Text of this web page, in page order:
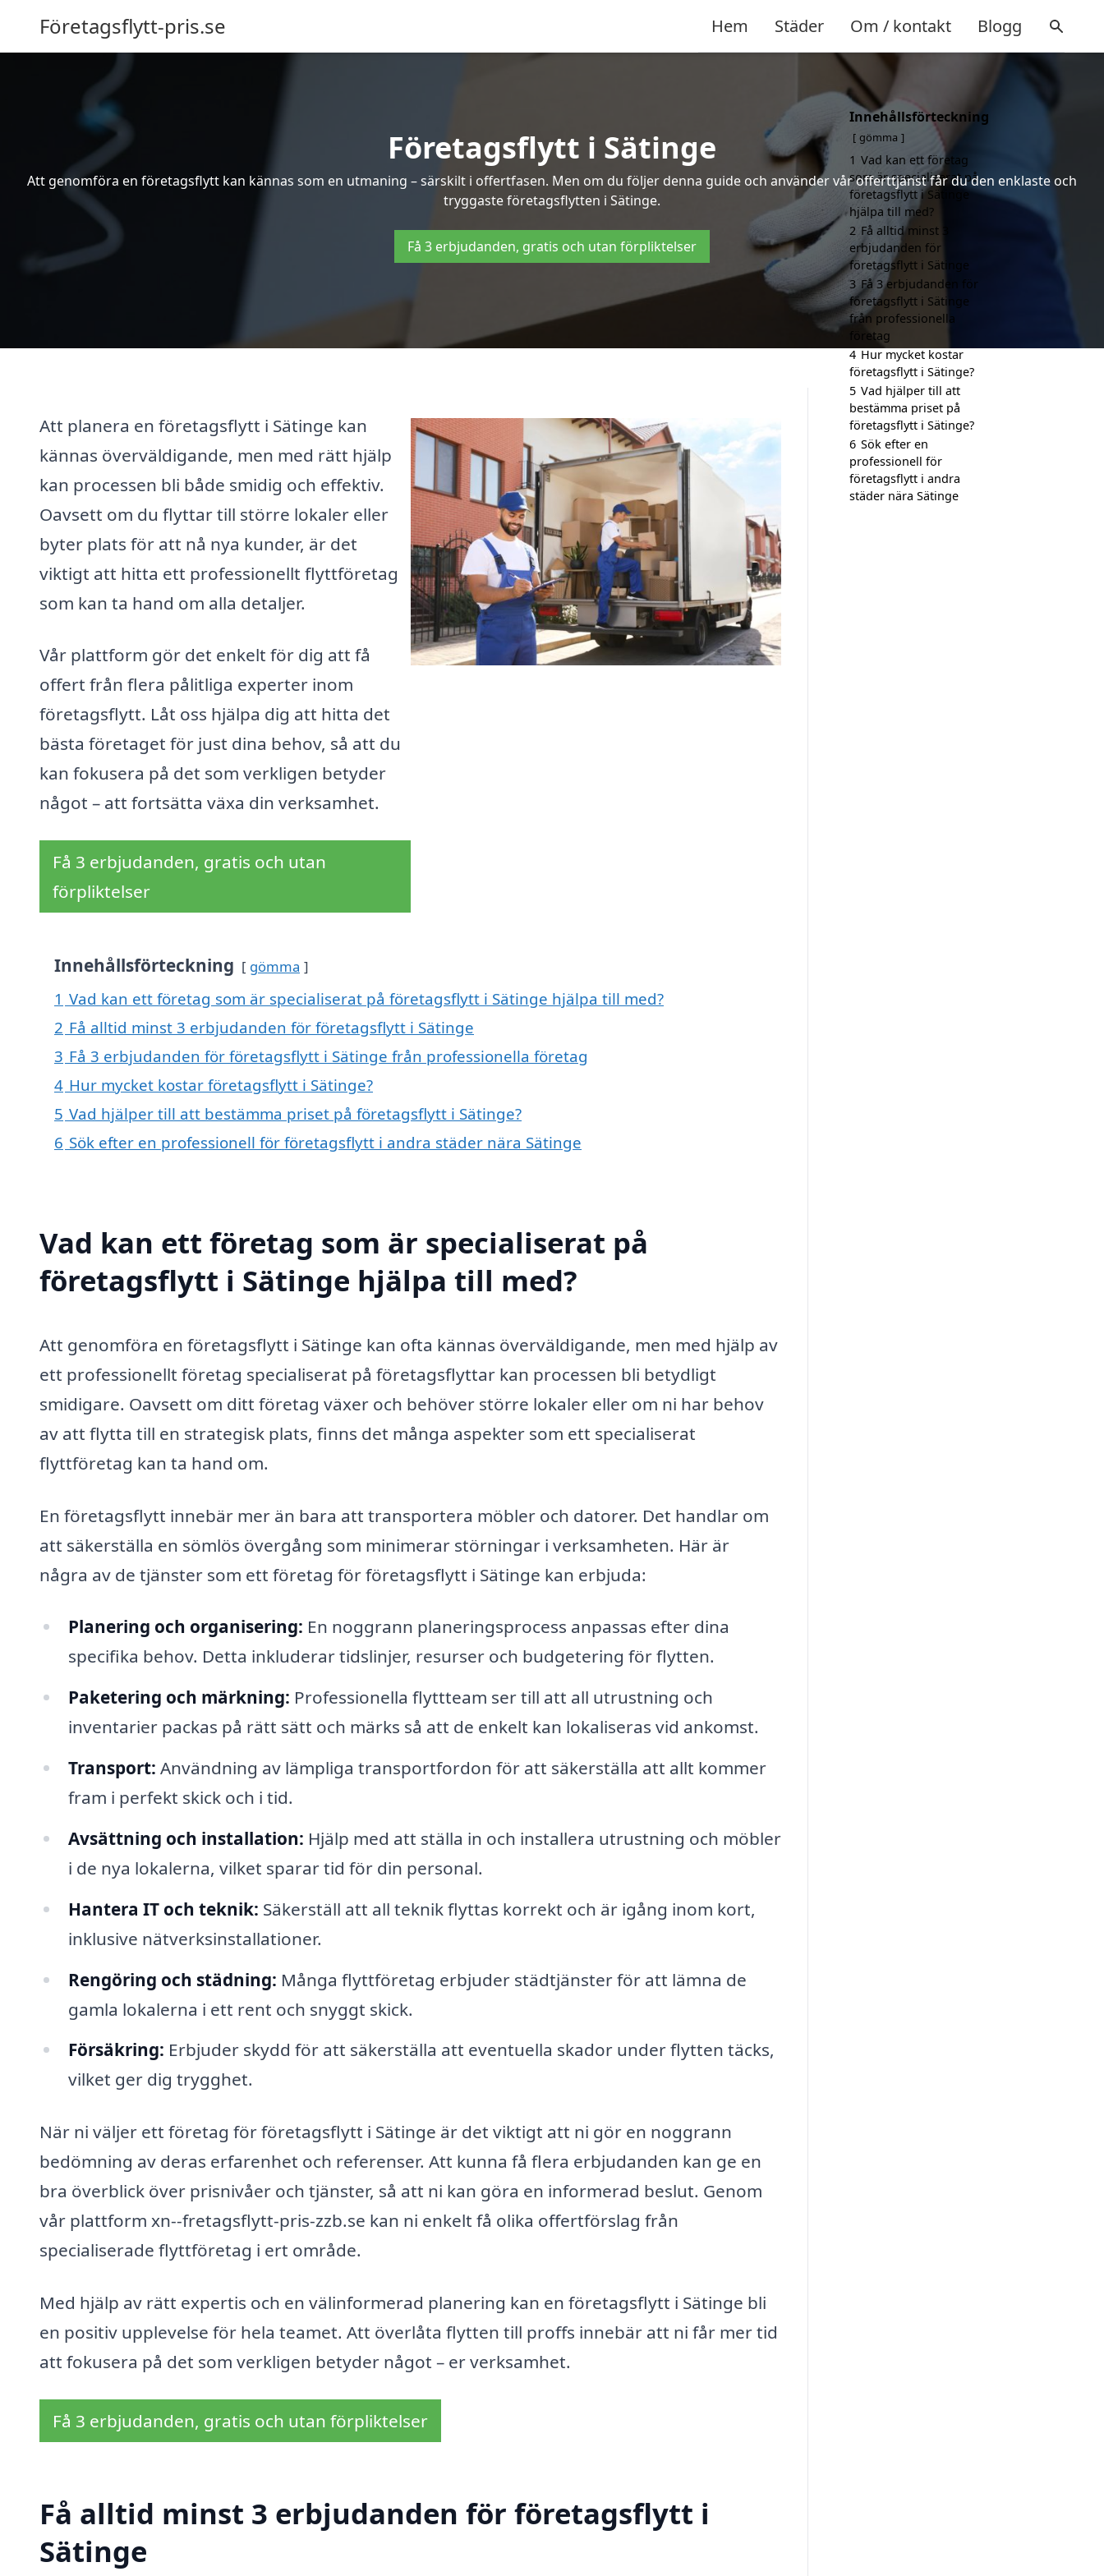
Företagsflytt-pris.se Hem Städer Om / kontakt Blogg
Företagsflytt i Sätinge
Att genomföra en företagsflytt kan kännas som en utmaning – särskilt i offertfasen. Men om du följer denna guide och använder vår offerttjänst får du den enklaste och
tryggaste företagsflytten i Sätinge.
Få 3 erbjudanden, gratis och utan förpliktelser
Att planera en företagsflytt i Sätinge kan
kännas överväldigande, men med rätt hjälp
kan processen bli både smidig och effektiv.
Oavsett om du flyttar till större lokaler eller
byter plats för att nå nya kunder, är det
viktigt att hitta ett professionellt flyttföretag
som kan ta hand om alla detaljer.
Vår plattform gör det enkelt för dig att få
offert från flera pålitliga experter inom
företagsflytt. Låt oss hjälpa dig att hitta det
bästa företaget för just dina behov, så att du
kan fokusera på det som verkligen betyder
något – att fortsätta växa din verksamhet.
Få 3 erbjudanden, gratis och utan
förpliktelser
Innehållsförteckning gömma
1 Vad kan ett företag som är specialiserat på företagsflytt i Sätinge hjälpa till med?
2 Få alltid minst 3 erbjudanden för företagsflytt i Sätinge
3 Få 3 erbjudanden för företagsflytt i Sätinge från professionella företag
4 Hur mycket kostar företagsflytt i Sätinge?
5 Vad hjälper till att bestämma priset på företagsflytt i Sätinge?
6 Sök efter en professionell för företagsflytt i andra städer nära Sätinge
Vad kan ett företag som är specialiserat på
företagsflytt i Sätinge hjälpa till med?
Att genomföra en företagsflytt i Sätinge kan ofta kännas överväldigande, men med hjälp av
ett professionellt företag specialiserat på företagsflyttar kan processen bli betydligt
smidigare. Oavsett om ditt företag växer och behöver större lokaler eller om ni har behov
av att flytta till en strategisk plats, finns det många aspekter som ett specialiserat
flyttföretag kan ta hand om.
En företagsflytt innebär mer än bara att transportera möbler och datorer. Det handlar om
att säkerställa en sömlös övergång som minimerar störningar i verksamheten. Här är
några av de tjänster som ett företag för företagsflytt i Sätinge kan erbjuda:
Planering och organisering: En noggrann planeringsprocess anpassas efter dina
specifika behov. Detta inkluderar tidslinjer, resurser och budgetering för flytten.
Paketering och märkning: Professionella flyttteam ser till att all utrustning och
inventarier packas på rätt sätt och märks så att de enkelt kan lokaliseras vid ankomst.
Transport: Användning av lämpliga transportfordon för att säkerställa att allt kommer
fram i perfekt skick och i tid.
Avsättning och installation: Hjälp med att ställa in och installera utrustning och möbler
i de nya lokalerna, vilket sparar tid för din personal.
Hantera IT och teknik: Säkerställ att all teknik flyttas korrekt och är igång inom kort,
inklusive nätverksinstallationer.
Rengöring och städning: Många flyttföretag erbjuder städtjänster för att lämna de
gamla lokalerna i ett rent och snyggt skick.
Försäkring: Erbjuder skydd för att säkerställa att eventuella skador under flytten täcks,
vilket ger dig trygghet.
När ni väljer ett företag för företagsflytt i Sätinge är det viktigt att ni gör en noggrann
bedömning av deras erfarenhet och referenser. Att kunna få flera erbjudanden kan ge en
bra överblick över prisnivåer och tjänster, så att ni kan göra en informerad beslut. Genom
vår plattform xn--fretagsflytt-pris-zzb.se kan ni enkelt få olika offertförslag från
specialiserade flyttföretag i ert område.
Med hjälp av rätt expertis och en välinformerad planering kan en företagsflytt i Sätinge bli
en positiv upplevelse för hela teamet. Att överlåta flytten till proffs innebär att ni får mer tid
att fokusera på det som verkligen betyder något – er verksamhet.
Få 3 erbjudanden, gratis och utan förpliktelser
Få alltid minst 3 erbjudanden för företagsflytt i
Sätinge
Innehållsförteckning
gömma
1 Vad kan ett företag
som är specialiserat på
företagsflytt i Sätinge
hjälpa till med?
2 Få alltid minst 3
erbjudanden för
företagsflytt i Sätinge
3 Få 3 erbjudanden för
företagsflytt i Sätinge
från professionella
företag
4 Hur mycket kostar
företagsflytt i Sätinge?
5 Vad hjälper till att
bestämma priset på
företagsflytt i Sätinge?
6 Sök efter en
professionell för
företagsflytt i andra
städer nära Sätinge